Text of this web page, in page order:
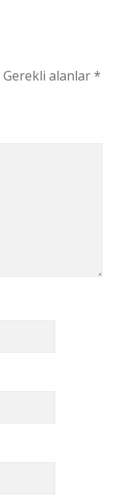
Gerekli alanlar*